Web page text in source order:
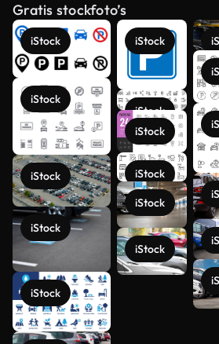
Gratis stockfoto’s
iStock
iStock
iStock
iStock
iStock
iStock
iStock
iStock
iStock
iStock
iStock